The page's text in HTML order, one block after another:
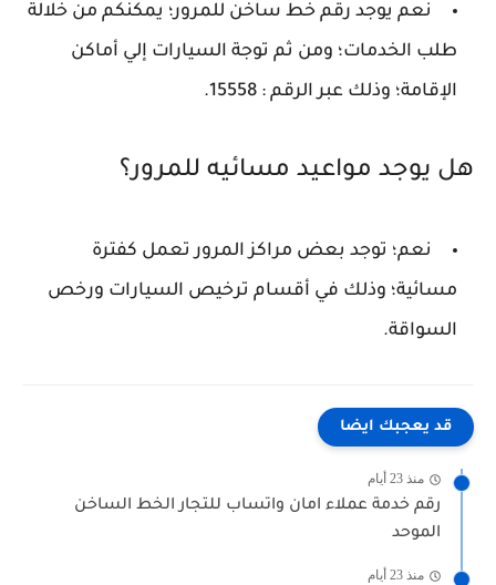
نعم يوجد رقم خط ساخن للمرور؛ يمكنكم من خلالة
طلب الخدمات؛ ومن ثم توجة السيارات إلي أماكن
الإقامة؛ وذلك عبر الرقم : 15558.
هل يوجد مواعيد مسائيه للمرور؟
نعم؛ توجد بعض مراكز المرور تعمل كفترة
مسائية؛ وذلك في أقسام ترخيص السيارات ورخص
السواقة.
قد يعجبك ايضا
منذ 23 أيام
رقم خدمة عملاء امان واتساب للتجار الخط الساخن
الموحد
منذ 23 أيام